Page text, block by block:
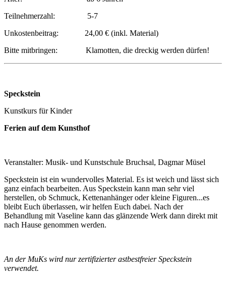
Teilnehmerzahl: 5-7
Unkostenbeitrag: 24,00 € (inkl. Material)
Bitte mitbringen: Klamotten, die dreckig werden dürfen!
Speckstein
Kunstkurs für Kinder
Ferien auf dem Kunsthof
Veranstalter: Musik- und Kunstschule Bruchsal, Dagmar Müsel
Speckstein ist ein wundervolles Material. Es ist weich und lässt sich
ganz einfach bearbeiten. Aus Speckstein kann man sehr viel
herstellen, ob Schmuck, Kettenanhänger oder kleine Figuren...es
bleibt Euch überlassen, wir helfen Euch dabei. Nach der
Behandlung mit Vaseline kann das glänzende Werk dann direkt mit
nach Hause genommen werden.
An der MuKs wird nur zertifizierter astbestfreier Speckstein
verwendet.